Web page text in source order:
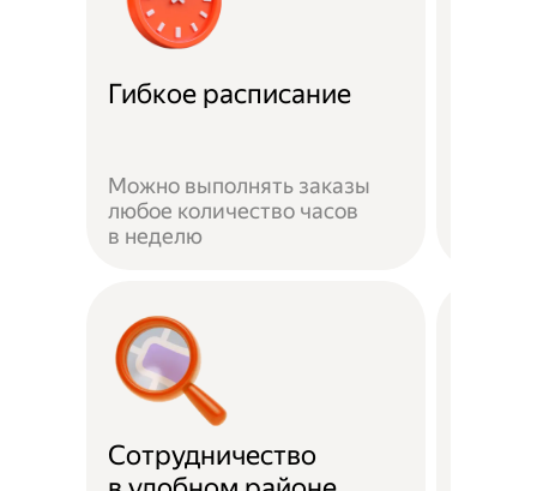
Гибкое расписание
Можно выполнять заказы
любое количество часов
в неделю
Сотрудничество